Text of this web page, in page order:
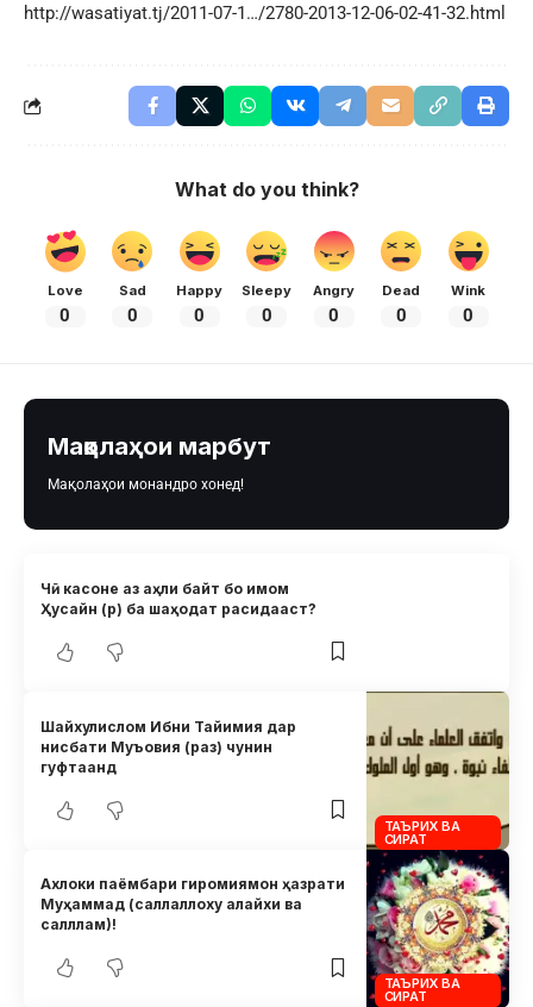
http://wasatiyat.tj/2011-07-1…/2780-2013-12-06-02-41-32.html
What do you think?
Love
0
Sad
0
Happy
0
Sleepy
0
Angry
0
Dead
0
Wink
0
Мақолаҳои марбут
Мақолаҳои монандро хонед!
Чӣ касоне аз аҳли байт бо имом
Ҳусайн (р) ба шаҳодат расидааст?
ТАЪРИХ ВА
СИРАТ
Шайхулислом Ибни Тайимия дар
нисбати Муъовия (раз) чунин
гуфтаанд
ТАЪРИХ ВА
СИРАТ
Ахлоки паёмбари гиромиямон ҳазрати
Муҳаммад (саллаллоху алайхи ва
салллам)!